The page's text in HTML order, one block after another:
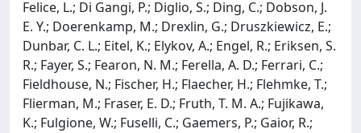
Felice, L.; Di Gangi, P.; Diglio, S.; Ding, C.; Dobson, J.
E. Y.; Doerenkamp, M.; Drexlin, G.; Druszkiewicz, E.;
Dunbar, C. L.; Eitel, K.; Elykov, A.; Engel, R.; Eriksen, S.
R.; Fayer, S.; Fearon, N. M.; Ferella, A. D.; Ferrari, C.;
Fieldhouse, N.; Fischer, H.; Flaecher, H.; Flehmke, T.;
Flierman, M.; Fraser, E. D.; Fruth, T. M. A.; Fujikawa,
K.; Fulgione, W.; Fuselli, C.; Gaemers, P.; Gaior, R.;